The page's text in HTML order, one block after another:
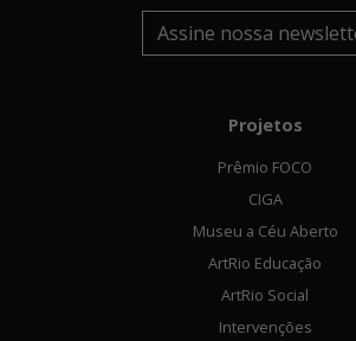
Assine nossa
Projetos
Prêmio FOCO
CIGA
Museu a Céu Aberto
ArtRio Educação
ArtRio Social
Intervenções